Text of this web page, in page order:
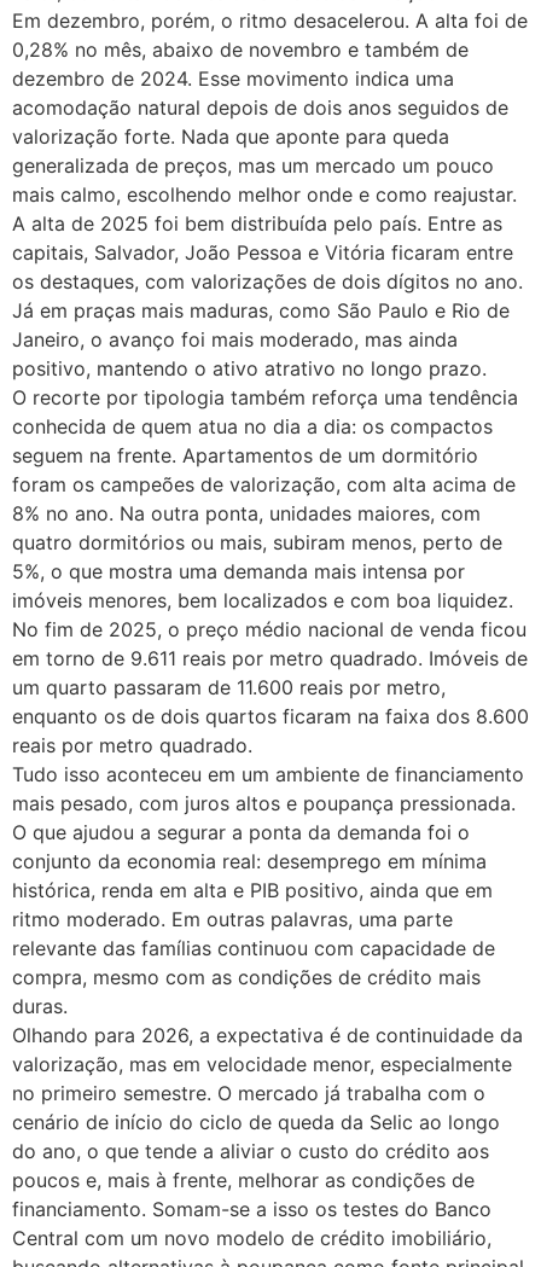
Em dezembro, porém, o ritmo desacelerou. A alta foi de
0,28% no mês, abaixo de novembro e também de
dezembro de 2024. Esse movimento indica uma
acomodação natural depois de dois anos seguidos de
valorização forte. Nada que aponte para queda
generalizada de preços, mas um mercado um pouco
mais calmo, escolhendo melhor onde e como reajustar.
A alta de 2025 foi bem distribuída pelo país. Entre as
capitais, Salvador, João Pessoa e Vitória ficaram entre
os destaques, com valorizações de dois dígitos no ano.
Já em praças mais maduras, como São Paulo e Rio de
Janeiro, o avanço foi mais moderado, mas ainda
positivo, mantendo o ativo atrativo no longo prazo.
O recorte por tipologia também reforça uma tendência
conhecida de quem atua no dia a dia: os compactos
seguem na frente. Apartamentos de um dormitório
foram os campeões de valorização, com alta acima de
8% no ano. Na outra ponta, unidades maiores, com
quatro dormitórios ou mais, subiram menos, perto de
5%, o que mostra uma demanda mais intensa por
imóveis menores, bem localizados e com boa liquidez.
No fim de 2025, o preço médio nacional de venda ficou
em torno de 9.611 reais por metro quadrado. Imóveis de
um quarto passaram de 11.600 reais por metro,
enquanto os de dois quartos ficaram na faixa dos 8.600
reais por metro quadrado.
Tudo isso aconteceu em um ambiente de financiamento
mais pesado, com juros altos e poupança pressionada.
O que ajudou a segurar a ponta da demanda foi o
conjunto da economia real: desemprego em mínima
histórica, renda em alta e PIB positivo, ainda que em
ritmo moderado. Em outras palavras, uma parte
relevante das famílias continuou com capacidade de
compra, mesmo com as condições de crédito mais
duras.
Olhando para 2026, a expectativa é de continuidade da
valorização, mas em velocidade menor, especialmente
no primeiro semestre. O mercado já trabalha com o
cenário de início do ciclo de queda da Selic ao longo
do ano, o que tende a aliviar o custo do crédito aos
poucos e, mais à frente, melhorar as condições de
financiamento. Somam-se a isso os testes do Banco
Central com um novo modelo de crédito imobiliário,